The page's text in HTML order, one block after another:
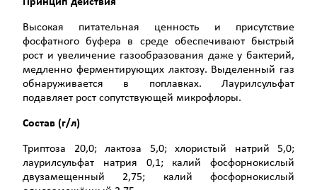
Высокая питательная ценность и присутствие
фосфатного буфера в среде обеспечивают быстрый
рост и увеличение газообразования даже у бактерий,
медленно ферментирующих лактозу. Выделенный газ
обнаруживается в поплавках. Лаурилсульфат
подавляет рост сопутствующей микрофлоры.
Состав (г/л)
Триптоза 20,0; лактоза 5,0; хлористый натрий 5,0;
лаурилсульфат натрия 0,1; калий фосфорнокислый
двузамещенный 2,75; калий фосфорнокислый